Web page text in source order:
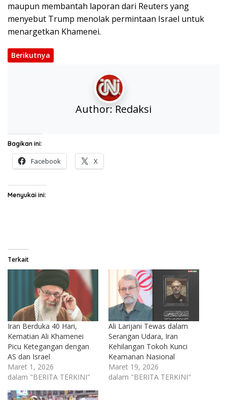
maupun membantah laporan dari Reuters yang
menyebut Trump menolak permintaan Israel untuk
menargetkan Khamenei.
Berikutnya
Author: Redaksi
Bagikan ini:
Facebook X
Menyukai ini:
Terkait
Iran Berduka 40 Hari,
Kematian Ali Khamenei
Picu Ketegangan dengan
AS dan Israel
Maret 1, 2026
dalam "BERITA TERKINI"
Ali Larijani Tewas dalam
Serangan Udara, Iran
Kehilangan Tokoh Kunci
Keamanan Nasional
Maret 19, 2026
dalam "BERITA TERKINI"